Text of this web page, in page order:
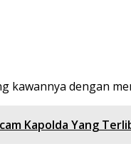
kawannya dengan
Kapolda Yang